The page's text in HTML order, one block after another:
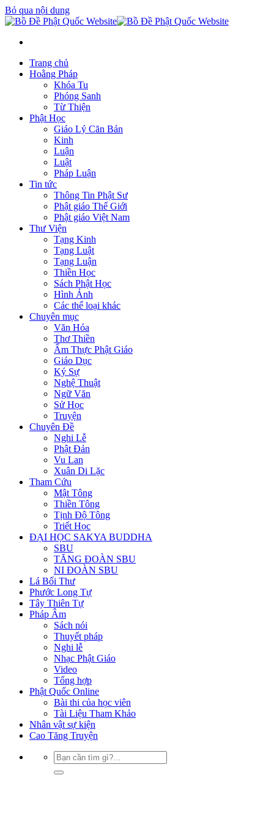
Bỏ qua nội dung
Trang chủ
Hoằng Pháp
Khóa Tu
Phóng Sanh
Từ Thiện
Phật Học
Giáo Lý Căn Bản
Kinh
Luận
Luật
Pháp Luận
Tin tức
Thông Tin Phật Sư
Phật giáo Thế Giới
Phật giáo Việt Nam
Thư Viện
Tạng Kinh
Tạng Luật
Tạng Luận
Thiền Học
Sách Phật Học
Hình Ảnh
Các thể loại khác
Chuyên mục
Văn Hóa
Thơ Thiền
Ẩm Thực Phật Giáo
Giáo Dục
Ký Sự
Nghệ Thuật
Ngữ Văn
Sử Học
Truyện
Chuyên Đề
Nghi Lễ
Phật Đản
Vu Lan
Xuân Di Lặc
Tham Cứu
Mật Tông
Thiền Tông
Tịnh Độ Tông
Triết Học
ĐẠI HỌC SAKYA BUDDHA
SBU
TĂNG ĐOÀN SBU
NI ĐOÀN SBU
Lá Bối Thư
Phước Long Tự
Tây Thiên Tự
Pháp Âm
Sách nói
Thuyết pháp
Nghi lễ
Nhạc Phật Giáo
Video
Tổng hợp
Phật Quốc Online
Bài thi của học viên
Tài Liệu Tham Khảo
Nhân vật sự kiện
Cao Tăng Truyện